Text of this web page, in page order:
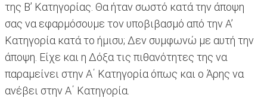
της Β’ Κατηγορίας. Θα ήταν σωστό κατά την άποψη
σας να εφαρμόσουμε τον υποβιβασμό από την Α’
Κατηγορία κατά το ήμισυ; Δεν συμφωνώ με αυτή την
άποψη. Είχε και η Δόξα τις πιθανότητες της να
παραμείνει στην Α΄ Κατηγορία όπως και ο Άρης να
ανέβει στην Α΄ Κατηγορία.